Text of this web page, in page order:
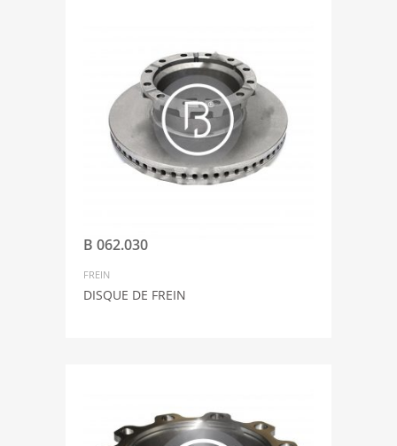
B 062.030
FREIN
DISQUE DE FREIN